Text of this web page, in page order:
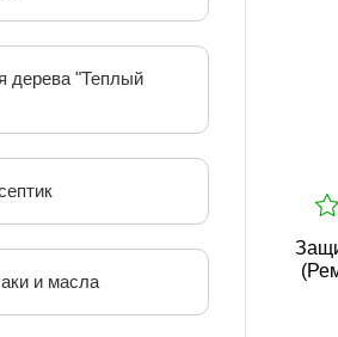
для внутренних
дерева "Теплый
и масла